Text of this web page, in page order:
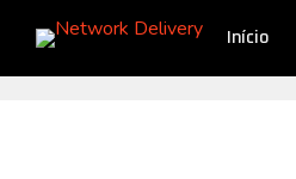
Início